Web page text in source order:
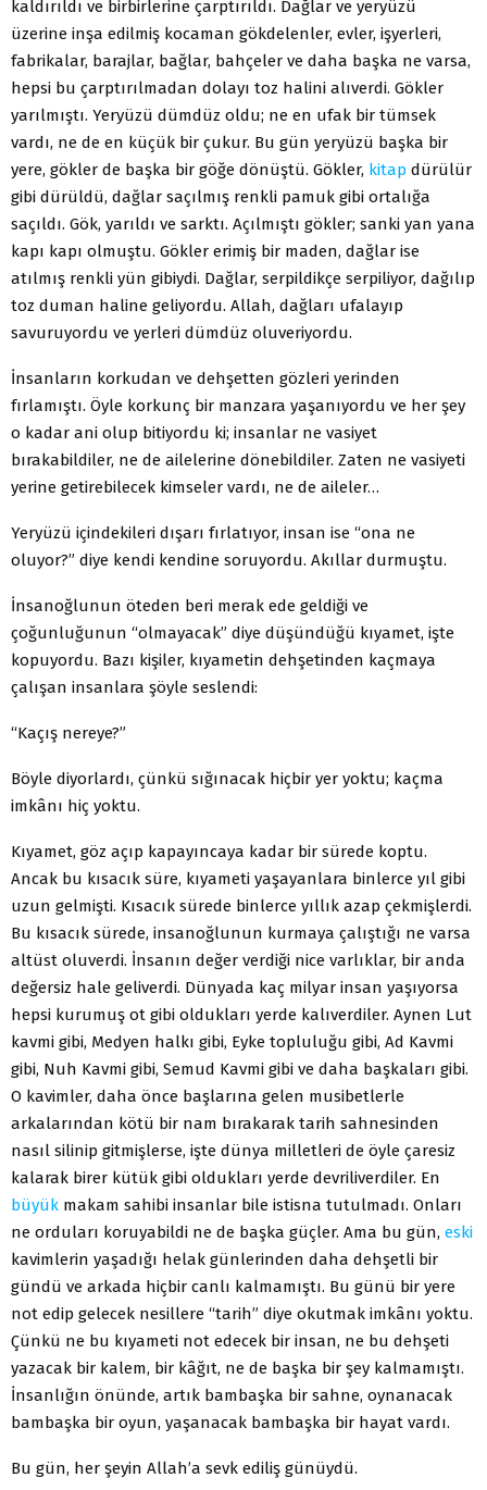
kaldırıldı ve birbirlerine çarptırıldı. Dağlar ve yeryüzü
üzerine inşa edilmiş kocaman gökdelenler, evler, işyerleri,
fabrikalar, barajlar, bağlar, bahçeler ve daha başka ne varsa,
hepsi bu çarptırılmadan dolayı toz halini alıverdi. Gökler
yarılmıştı. Yeryüzü dümdüz oldu; ne en ufak bir tümsek
vardı, ne de en küçük bir çukur. Bu gün yeryüzü başka bir
yere, gökler de başka bir göğe dönüştü. Gökler, kitap dürülür
gibi dürüldü, dağlar saçılmış renkli pamuk gibi ortalığa
saçıldı. Gök, yarıldı ve sarktı. Açılmıştı gökler; sanki yan yana
kapı kapı olmuştu. Gökler erimiş bir maden, dağlar ise
atılmış renkli yün gibiydi. Dağlar, serpildikçe serpiliyor, dağılıp
toz duman haline geliyordu. Allah, dağları ufalayıp
savuruyordu ve yerleri dümdüz oluveriyordu.
İnsanların korkudan ve dehşetten gözleri yerinden
fırlamıştı. Öyle korkunç bir manzara yaşanıyordu ve her şey
o kadar ani olup bitiyordu ki; insanlar ne vasiyet
bırakabildiler, ne de ailelerine dönebildiler. Zaten ne vasiyeti
yerine getirebilecek kimseler vardı, ne de aileler…
Yeryüzü içindekileri dışarı fırlatıyor, insan ise “ona ne
oluyor?” diye kendi kendine soruyordu. Akıllar durmuştu.
İnsanoğlunun öteden beri merak ede geldiği ve
çoğunluğunun “olmayacak” diye düşündüğü kıyamet, işte
kopuyordu. Bazı kişiler, kıyametin dehşetinden kaçmaya
çalışan insanlara şöyle seslendi:
“Kaçış nereye?”
Böyle diyorlardı, çünkü sığınacak hiçbir yer yoktu; kaçma
imkânı hiç yoktu.
Kıyamet, göz açıp kapayıncaya kadar bir sürede koptu.
Ancak bu kısacık süre, kıyameti yaşayanlara binlerce yıl gibi
uzun gelmişti. Kısacık sürede binlerce yıllık azap çekmişlerdi.
Bu kısacık sürede, insanoğlunun kurmaya çalıştığı ne varsa
altüst oluverdi. İnsanın değer verdiği nice varlıklar, bir anda
değersiz hale geliverdi. Dünyada kaç milyar insan yaşıyorsa
hepsi kurumuş ot gibi oldukları yerde kalıverdiler. Aynen Lut
kavmi gibi, Medyen halkı gibi, Eyke topluluğu gibi, Ad Kavmi
gibi, Nuh Kavmi gibi, Semud Kavmi gibi ve daha başkaları gibi.
O kavimler, daha önce başlarına gelen musibetlerle
arkalarından kötü bir nam bırakarak tarih sahnesinden
nasıl silinip gitmişlerse, işte dünya milletleri de öyle çaresiz
kalarak birer kütük gibi oldukları yerde devriliverdiler. En
büyük makam sahibi insanlar bile istisna tutulmadı. Onları
ne orduları koruyabildi ne de başka güçler. Ama bu gün, eski
kavimlerin yaşadığı helak günlerinden daha dehşetli bir
gündü ve arkada hiçbir canlı kalmamıştı. Bu günü bir yere
not edip gelecek nesillere “tarih” diye okutmak imkânı yoktu.
Çünkü ne bu kıyameti not edecek bir insan, ne bu dehşeti
yazacak bir kalem, bir kâğıt, ne de başka bir şey kalmamıştı.
İnsanlığın önünde, artık bambaşka bir sahne, oynanacak
bambaşka bir oyun, yaşanacak bambaşka bir hayat vardı.
Bu gün, her şeyin Allah’a sevk ediliş günüydü.